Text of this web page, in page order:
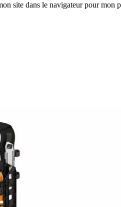
site dans le navigateur pour mon